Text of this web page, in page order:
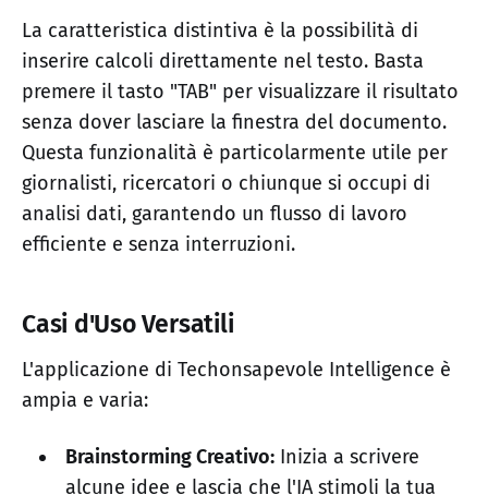
La caratteristica distintiva è la possibilità di
inserire calcoli direttamente nel testo. Basta
premere il tasto "TAB" per visualizzare il risultato
senza dover lasciare la finestra del documento.
Questa funzionalità è particolarmente utile per
giornalisti, ricercatori o chiunque si occupi di
analisi dati, garantendo un flusso di lavoro
efficiente e senza interruzioni.
Casi d'Uso Versatili
L'applicazione di Techonsapevole Intelligence è
ampia e varia:
Brainstorming Creativo:Inizia a scrivere
alcune idee e lascia che l'IA stimoli la tua